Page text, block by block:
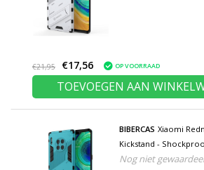
€21,95 €17,56 OP VOORRAAD
TOEVOEGEN AAN
BIBERCAS Xiaomi
Kickstand -
Blauw
Nog niet